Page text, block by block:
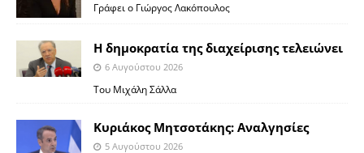
Γράφει ο Γιώργος Λακόπουλος
Η δημοκρατία της διαχείρισης τελειώνει
6 Αυγούστου 2026
Του Μιχάλη Σάλλα
Κυριάκος Μητσοτάκης: Αναλγησίες
5 Αυγούστου 2026